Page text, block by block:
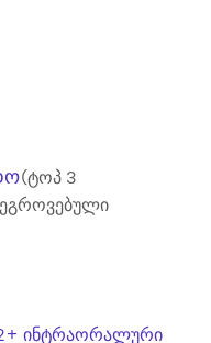
(ტოპ 3
ინტრაორალური